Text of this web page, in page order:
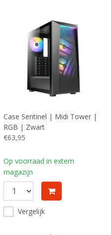
Case Sentinel | Midi Tower |
RGB | Zwart
€63,95
Op voorraad in extern
magazijn
Vergelijk